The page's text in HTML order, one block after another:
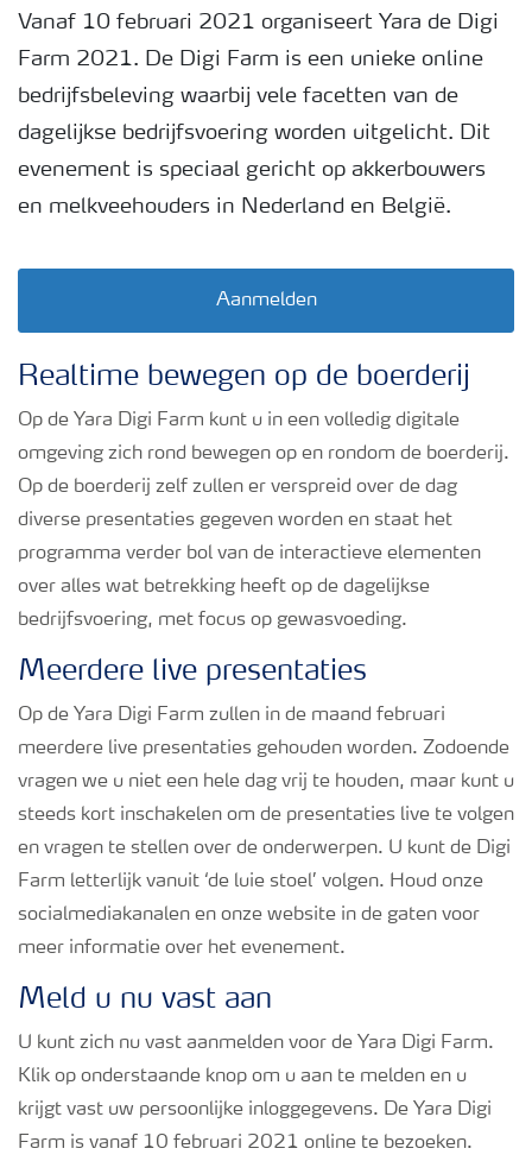
Toolbox
Grow the future
Meststoffen veiligheid
Webinars
Vanaf 10 februari 2021 organiseert Yara de Digi
Farm 2021. De Digi Farm is een unieke online
bedrijfsbeleving waarbij vele facetten van de
dagelijkse bedrijfsvoering worden uitgelicht. Dit
evenement is speciaal gericht op akkerbouwers
en melkveehouders in Nederland en België.
Aanmelden
Realtime bewegen op de boerderij
Op de Yara Digi Farm kunt u in een volledig digitale
omgeving zich rond bewegen op en rondom de boerderij.
Op de boerderij zelf zullen er verspreid over de dag
diverse presentaties gegeven worden en staat het
programma verder bol van de interactieve elementen
over alles wat betrekking heeft op de dagelijkse
bedrijfsvoering, met focus op gewasvoeding.
Meerdere live presentaties
Op de Yara Digi Farm zullen in de maand februari
meerdere live presentaties gehouden worden. Zodoende
vragen we u niet een hele dag vrij te houden, maar kunt u
steeds kort inschakelen om de presentaties live te volgen
en vragen te stellen over de onderwerpen. U kunt de Digi
Farm letterlijk vanuit ‘de luie stoel’ volgen. Houd onze
socialmediakanalen en onze website in de gaten voor
meer informatie over het evenement.
Meld u nu vast aan
U kunt zich nu vast aanmelden voor de Yara Digi Farm.
Klik op onderstaande knop om u aan te melden en u
krijgt vast uw persoonlijke inloggegevens. De Yara Digi
Farm is vanaf 10 februari 2021 online te bezoeken.